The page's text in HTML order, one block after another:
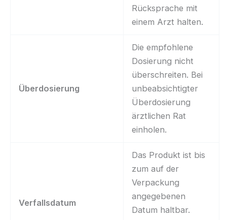
Rücksprache mit
einem Arzt halten.
Überdosierung
Die empfohlene
Dosierung nicht
überschreiten. Bei
unbeabsichtigter
Überdosierung
ärztlichen Rat
einholen.
Verfallsdatum
Das Produkt ist bis
zum auf der
Verpackung
angegebenen
Datum haltbar.